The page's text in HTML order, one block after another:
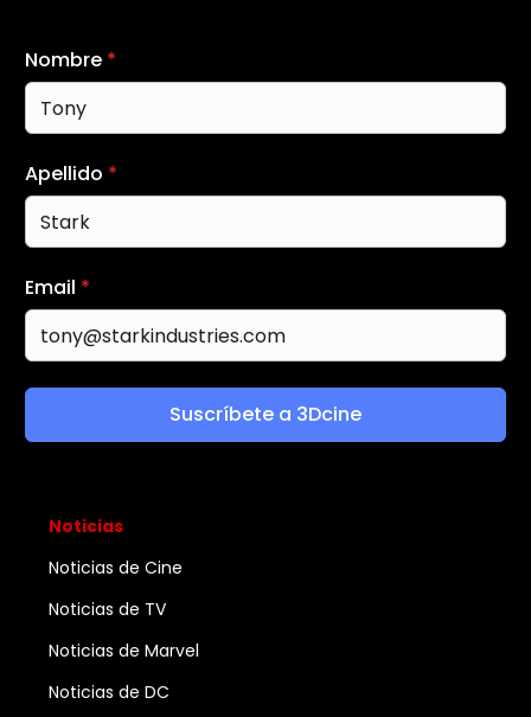
Nombre *
Apellido *
Email *
Suscríbete a 3Dcine
Noticias
Noticias de Cine
Noticias de TV
Noticias de Marvel
Noticias de DC